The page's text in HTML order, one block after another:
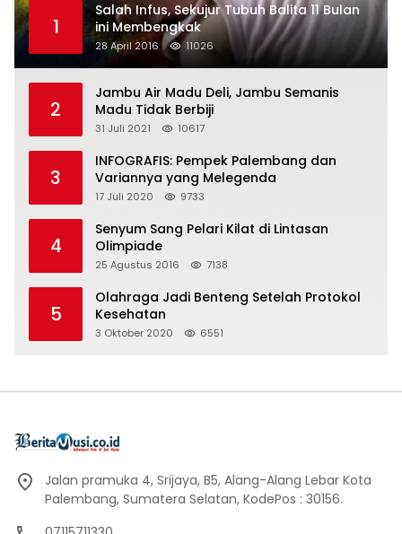
1
Salah Infus, Sekujur Tubuh Balita 11 Bulan
ini Membengkak
28 April 2016 11026
2
Jambu Air Madu Deli, Jambu Semanis
Madu Tidak Berbiji
31 Juli 2021 10617
3
INFOGRAFIS: Pempek Palembang dan
Variannya yang Melegenda
17 Juli 2020 9733
4
Senyum Sang Pelari Kilat di Lintasan
Olimpiade
25 Agustus 2016 7138
5
Olahraga Jadi Benteng Setelah Protokol
Kesehatan
3 Oktober 2020 6551
Jalan pramuka 4, Srijaya, B5, Alang-Alang Lebar Kota
Palembang, Sumatera Selatan, KodePos : 30156.